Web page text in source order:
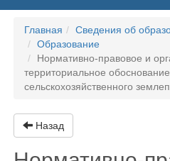
Главная
Сведения об
Образование
Нормативно-правовое и
территориальное
сельскохозяйственного
Назад